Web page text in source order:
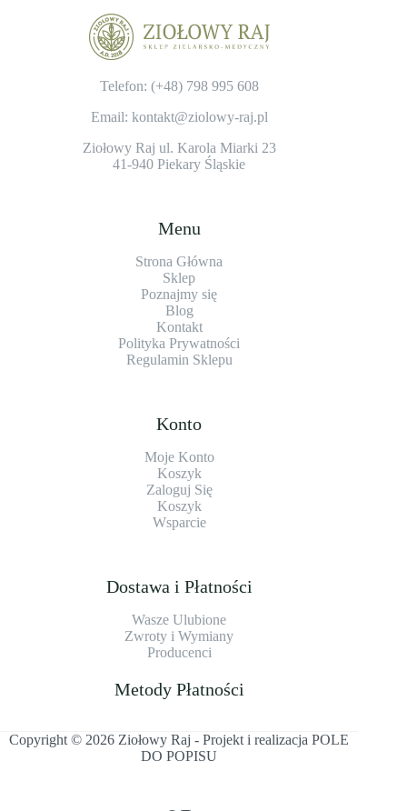
Telefon: (+48) 798 995 608
Email: kontakt@ziolowy-raj.pl
Ziołowy Raj ul. Karola Miarki 23
41-940 Piekary Śląskie
Menu
Strona Główna
Sklep
Poznajmy się
Blog
Kontakt
Polityka Prywatności
Regulamin Sklepu
Konto
Moje Konto
Koszyk
Zaloguj Się
Koszyk
Wsparcie
Dostawa i Płatności
Wasze Ulubione
Zwroty i Wymiany
Producenci
Metody Płatności
Copyright © 2026 Ziołowy Raj - Projekt i realizacjaPOLE
DO POPISU